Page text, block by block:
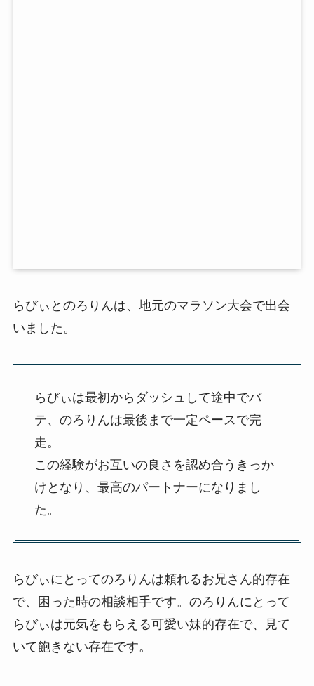
らびぃとのろりんは、地元のマラソン大会で出会
いました。
らびぃは最初からダッシュして途中でバ
テ、のろりんは最後まで一定ペースで完
走。
この経験がお互いの良さを認め合うきっか
けとなり、最高のパートナーになりまし
た。
らびぃにとってのろりんは頼れるお兄さん的存在
で、困った時の相談相手です。のろりんにとって
らびぃは元気をもらえる可愛い妹的存在で、見て
いて飽きない存在です。